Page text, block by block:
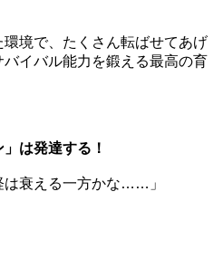
境で、たくさん転ばせてあげ
イバル能力を鍛える最高の育
は発達する！
は衰える一方かな……」